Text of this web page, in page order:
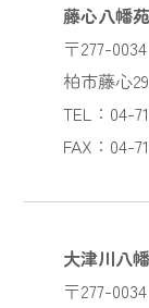
藤心八幡苑
〒277-0034
柏市藤心
TEL：04-
FAX：04-
大津川八
〒277-0034